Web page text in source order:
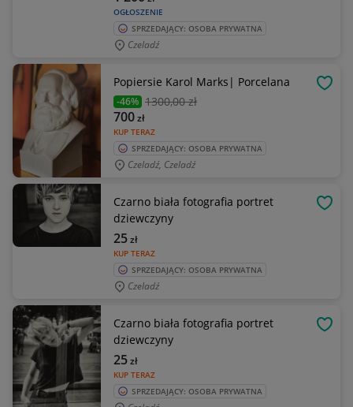
OGŁOSZENIE
SPRZEDAJĄCY: OSOBA PRYWATNA
Czeladź
Popiersie Karol Marks| Porcelana
-46% 1300,00 zł
KUP TERAZ
700zł
SPRZEDAJĄCY: OSOBA PRYWATNA
Czeladź, Czeladź
Czarno biała fotografia portret
dziewczyny
KUP TERAZ
25zł
SPRZEDAJĄCY: OSOBA PRYWATNA
Czeladź
Czarno biała fotografia portret
dziewczyny
KUP TERAZ
25zł
SPRZEDAJĄCY: OSOBA PRYWATNA